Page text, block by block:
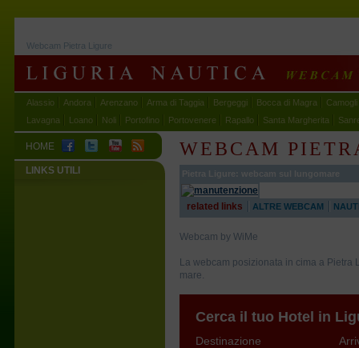
Webcam Pietra Ligure
Alassio Andora Arenzano Arma di Taggia Bergeggi Bocca di Magra
Camogli
Lavagna
Loano Noli Portofino Portovenere Rapallo Santa Margherita
HOME
LINKS UTILI Pietra Ligure: webcam sul lungomare
WEBCAM
related links ALTRE WEBCAM
Webcam by WiMe
La webcam posizionata in cima a
mare.
Cerca il tuo Hotel in
Destinazione